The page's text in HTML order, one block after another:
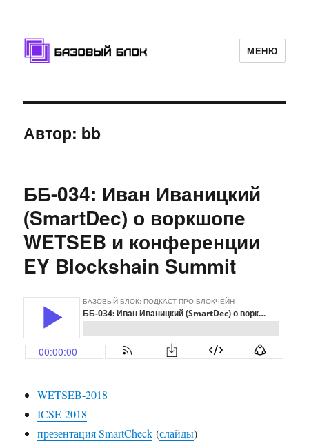
МЕНЮ
Автор: bb
ББ-034: Иван Иваницкий
(SmartDec) о воркшопe
WETSEB и конференции
EY Blockshain Summit
WETSEB-2018
ICSE-2018
презентация SmartCheck (слайды)